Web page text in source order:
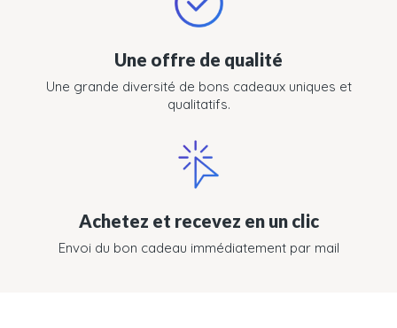
Une offre de qualité
Une grande diversité de bons cadeaux uniques et
qualitatifs.
Achetez et recevez en un clic
Envoi du bon cadeau immédiatement par mail